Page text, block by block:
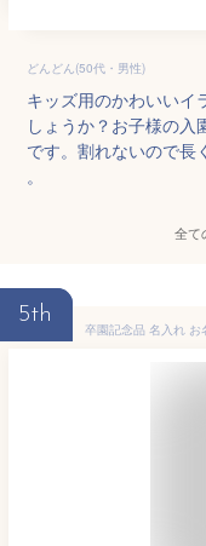
どんどん(50代・男性)
キッズ用のかわいいイ
しょうか？お子様の
です。割れないので長
。
全て
5th